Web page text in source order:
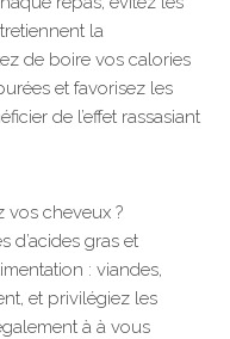
la
de boire vos calories
et favorisez les
de l’effet rassasiant
vos cheveux ?
d’acides gras et
: viandes,
et privilégiez les
à à vous